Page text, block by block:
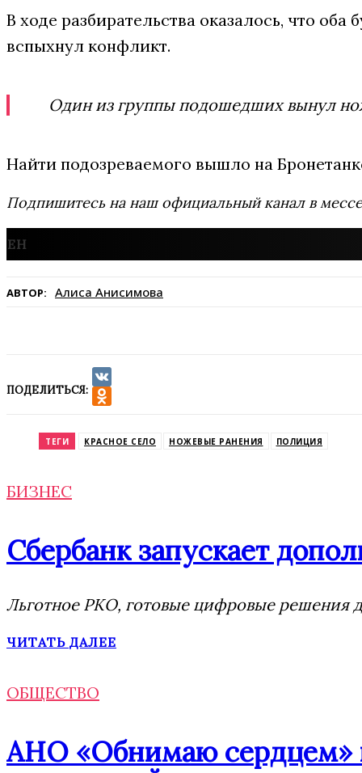
В ходе разбирательства оказалось, что
вспыхнул конфликт.
Один из группы подошедших вынул
Найти подозреваемого вышло на
Подпишитесь на наш официальный канал в
АВТОР: Алиса Анисимова
ПОДЕЛИТЬСЯ:
VK
ТЕГИ КРАСНОЕ СЕЛО НОЖЕВЫЕ РАНЕНИЯ ПОЛИЦИЯ
БИЗНЕС
Сбербанк запускает
Льготное РКО, готовые цифровые решения
ЧИТАТЬ ДАЛЕЕ
ОБЩЕСТВО
АНО «Обнимаю сердцем»